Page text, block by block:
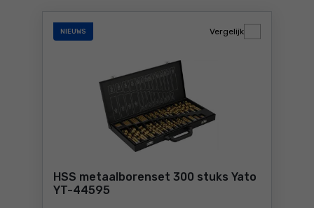
NIEUWS
HSS metaalborenset 300 stuks Yato
YT-44595
Vergelijk